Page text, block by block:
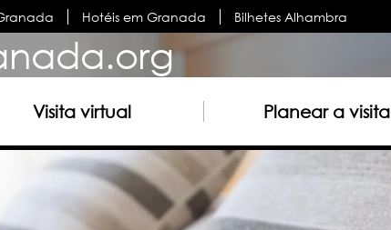
Hotéis em Granada Bilhetes Alhambra
Visita virtual Planear a visita